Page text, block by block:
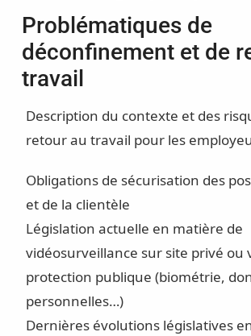
Problématiques de
déconfinement et de
travail
Description du contexte et des
retour au travail pour les
Obligations de sécurisation des
et de la clientèle
Législation actuelle en matière de
vidéosurveillance sur site privé ou
protection publique (biométrie,
personnelles…)
Dernières évolutions législatives